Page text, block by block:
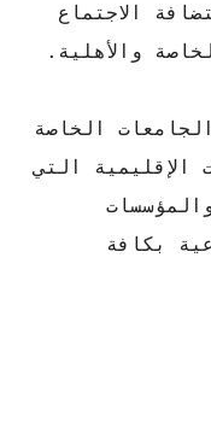
الاجتماع
والأهلية.
الخاصة
الإقليمية التي
بكافة